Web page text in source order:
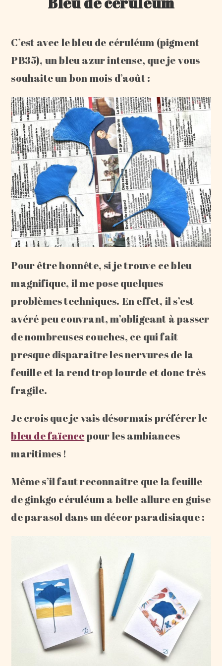
C’est avec le bleu de céruléum (pigment
PB35), un bleu azur intense, que je vous
souhaite un bon mois d’août :
Pour être honnête, si je trouve ce bleu
magnifique, il me pose quelques
problèmes techniques. En effet, il s’est
avéré peu couvrant, m’obligeant à passer
de nombreuses couches, ce qui fait
presque disparaître les nervures de la
feuille et la rend trop lourde et donc très
fragile.
Je crois que je vais désormais préférer le
bleu de faïencepour les ambiances
maritimes !
Même s’il faut reconnaître que la feuille
de ginkgo céruléum a belle allure en guise
de parasol dans un décor paradisiaque :